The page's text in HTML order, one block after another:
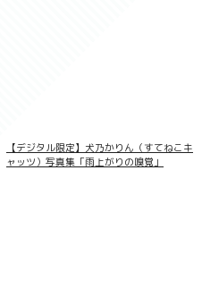
エピソード0-ZERO-」
【デジタル限定】犬乃かりん（すてねこキ
ャッツ）写真集「雨上がりの嗅覚」